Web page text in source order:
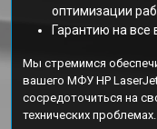
оптимизации
Гарантию на все
Мы стремимся
вашего МФУ HP
сосредоточиться на
технических проблемах.